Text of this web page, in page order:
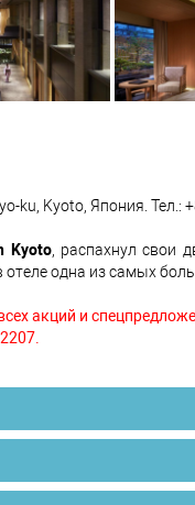
ku, Kyoto, Япония. Тел.:
Kyoto, распахнул свои
одна из самых
акций и